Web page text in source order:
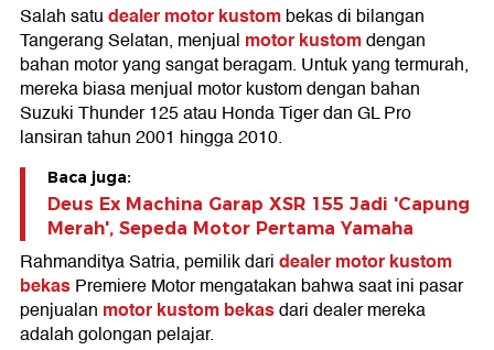
Salah satudealer motor kustombekas di bilangan
Tangerang Selatan, menjual motor kustomdengan
bahan motor yang sangat beragam. Untuk yang termurah,
mereka biasa menjual motor kustom dengan bahan
Suzuki Thunder 125 atau Honda Tiger dan GL Pro
lansiran tahun 2001 hingga 2010.
Baca juga:
Deus Ex Machina Garap XSR 155 Jadi 'Capung
Merah', Sepeda Motor Pertama Yamaha
Rahmanditya Satria, pemilik daridealer motor kustom
bekasPremiere Motor mengatakan bahwa saat ini pasar
penjualan motor kustom bekasdari dealer mereka
adalah golongan pelajar.